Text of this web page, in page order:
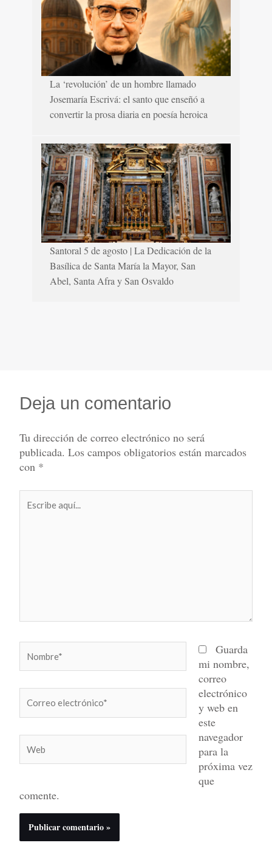
La ‘revolución’ de un hombre llamado
Josemaría Escrivá: el santo que enseñó a
convertir la prosa diaria en poesía heroica
Santoral 5 de agosto | La Dedicación de la
Basílica de Santa María la Mayor, San
Abel, Santa Afra y San Osvaldo
Deja un comentario
Tu dirección de correo electrónico no será
publicada. Los campos obligatorios están marcados
con *
aquí...
electrónico*
Guarda
mi nombre,
correo
electrónico
y web en
este
navegador
para la
próxima vez
que
comente.